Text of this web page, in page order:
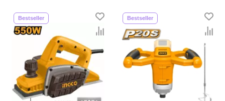
Bestseller Bestseller